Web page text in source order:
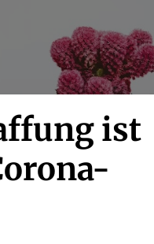
ist